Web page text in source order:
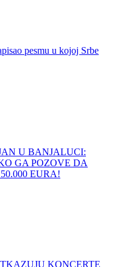
pesmu u kojoj Srbe
U BANJALUCI:
GA POZOVE DA
EURA!
KONCERTE